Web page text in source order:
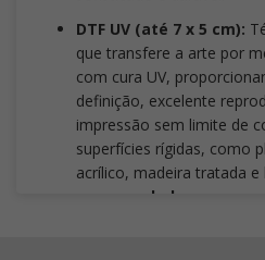
DTF UV (até 7 x 5 cm):
que transfere a arte por
com cura UV,
definição, excelente
impressão sem limite de
superfícies rígidas, como
acrílico, madeira tratada e
recomendada para